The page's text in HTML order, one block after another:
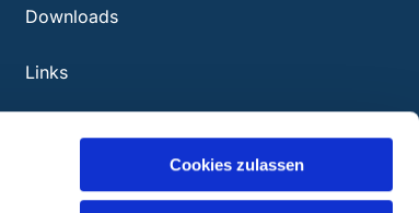
Cookies zulassen
Downloads
Links